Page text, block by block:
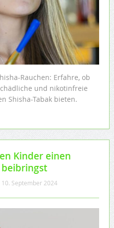
Rauchen: Erfahre, ob
und nikotinfreie
Shisha-Tabak bieten.
Kinder einen
10. September 2024